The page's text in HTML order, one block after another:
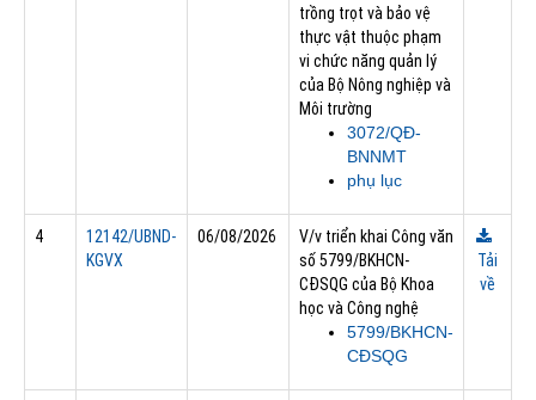
trồng trọt và bảo vệ
thực vật thuộc phạm
vi chức năng quản lý
của Bộ Nông nghiệp và
Môi trường
3072/QĐ-
BNNMT
phụ lục
4
12142/UBND-
KGVX
06/08/2026
V/v triển khai Công văn
số 5799/BKHCN-
CĐSQG của Bộ Khoa
học và Công nghệ
5799/BKHCN-
CĐSQG
Tải
về